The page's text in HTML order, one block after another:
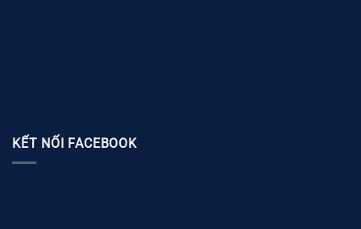
KẾT NỐI FACEBOOK